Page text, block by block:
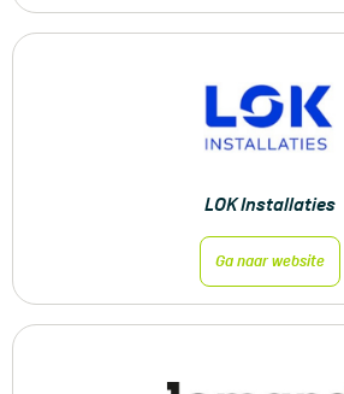
LOK Installaties
Ga naar website